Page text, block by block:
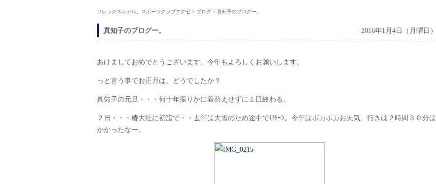
フレックスホテル、スポーツクラブエグゼ > ブログ > 真知子のブログー。
真知子のブログー。 2016年1月4日（月曜日）
あけましておめでとうございます。今年もよろしくお願いします。
っと言う事でお正月は、どうでしたか？
真知子の元旦・・・何十年振りかに着替えせずに１日終わる。
２日・・・椿大社に初詣で・・去年は大雪のため途中でUﾀｰﾝ。今年はポカポカお天気、行きは２時間３０分は
かかったなー。